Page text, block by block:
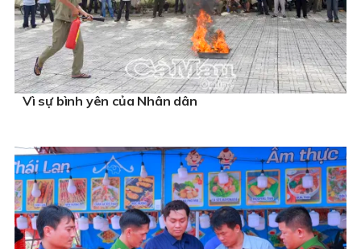
Vì sự bình yên của Nhân dân